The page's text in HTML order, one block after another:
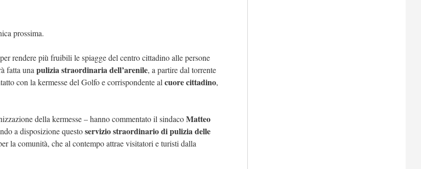
prossima.
rendere più fruibili le spiagge del centro cittadino alle persone
fatta una pulizia straordinaria dell’arenile, a partire dal torrente
con la kermesse del Golfo e corrispondente al cuore cittadino,
della kermesse – hanno commentato il sindacoMatteo
a disposizione questoservizio straordinario di pulizia delle
la comunità, che al contempo attrae visitatori e turisti dalla